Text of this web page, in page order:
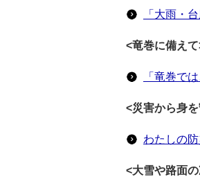
「大雨・
<竜巻に備え
「竜巻で
<災害から身
わたしの
<大雪や路面